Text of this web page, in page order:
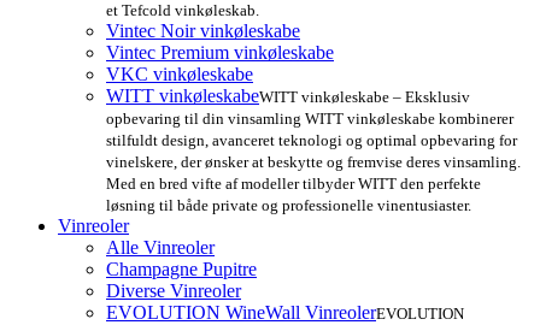
et Tefcold vinkøleskab.
Vintec Noir vinkøleskabe
Vintec Premium vinkøleskabe
VKC vinkøleskabe
WITT vinkøleskabeWITT vinkøleskabe – Eksklusiv
opbevaring til din vinsamling WITT vinkøleskabe kombinerer
stilfuldt design, avanceret teknologi og optimal opbevaring for
vinelskere, der ønsker at beskytte og fremvise deres vinsamling.
Med en bred vifte af modeller tilbyder WITT den perfekte
løsning til både private og professionelle vinentusiaster.
Vinreoler
Alle Vinreoler
Champagne Pupitre
Diverse Vinreoler
EVOLUTION WineWall VinreolerEVOLUTION